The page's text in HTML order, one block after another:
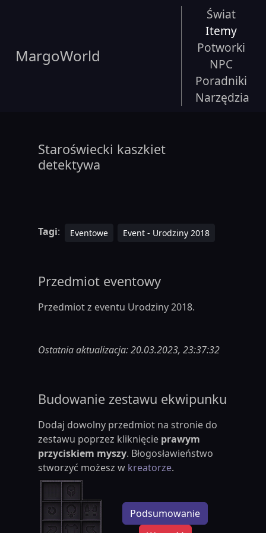
MargoWorld
Świat
Itemy
Potworki
NPC
Poradniki
Narzędzia
Staroświecki kaszkiet
detektywa
Tagi: Eventowe Event - Urodziny 2018
Przedmiot eventowy
Przedmiot z eventu Urodziny 2018.
Ostatnia aktualizacja: 20.03.2023, 23:37:32
Budowanie zestawu ekwipunku
Dodaj dowolny przedmiot na stronie do
zestawu poprzez kliknięcie prawym
przyciskiem myszy. Błogosławieństwo
stworzyć możesz w kreatorze.
Podsumowanie